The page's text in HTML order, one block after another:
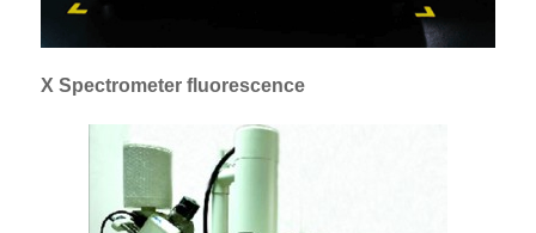
X Spectrometer fluorescence